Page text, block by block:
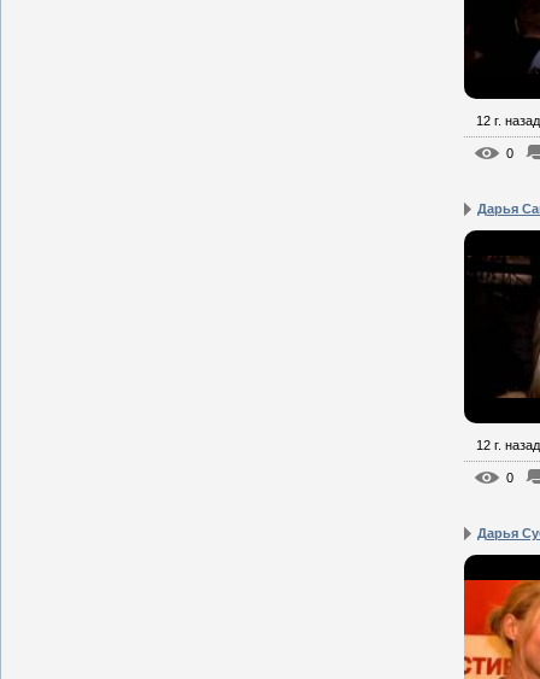
12 г. назад
0
Дарья
12 г. назад
0
Дарья